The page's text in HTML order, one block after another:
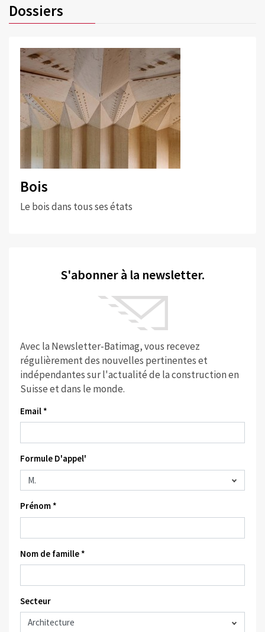
Dossiers
Bois
Le bois dans tous ses états
S'abonner à la newsletter.
Avec la Newsletter-Batimag, vous recevez
régulièrement des nouvelles pertinentes et
indépendantes sur l'actualité de la construction en
Suisse et dans le monde.
Email *
Formule D'appel'
Prénom *
Nom de famille *
Secteur